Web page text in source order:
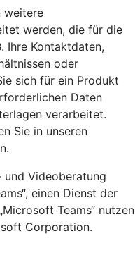
weitere
werden, die für die
Ihre Kontaktdaten,
oder
sich für ein Produkt
Daten
verarbeitet.
Sie in unseren
und Videoberatung
einen Dienst der
Teams“ nutzen
Corporation.